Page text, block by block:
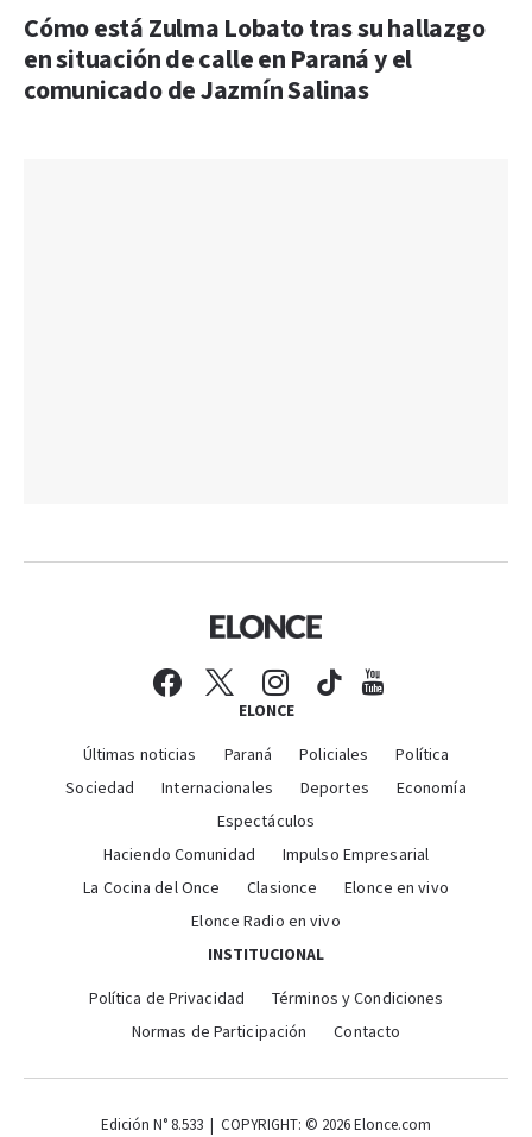
Cómo está Zulma Lobato tras su hallazgo
en situación de calle en Paraná y el
comunicado de Jazmín Salinas
ELONCE
Últimas noticias Paraná Policiales
Política
Sociedad
Internacionales Deportes
Economía
Espectáculos
Haciendo Comunidad
Impulso Empresarial
La Cocina del Once
Clasionce
Elonce en vivo
Elonce Radio en vivo
INSTITUCIONAL
Política de Privacidad
Términos y Condiciones
Normas de Participación
Contacto
Edición N° 8.533 | COPYRIGHT: © 2026 Elonce.com